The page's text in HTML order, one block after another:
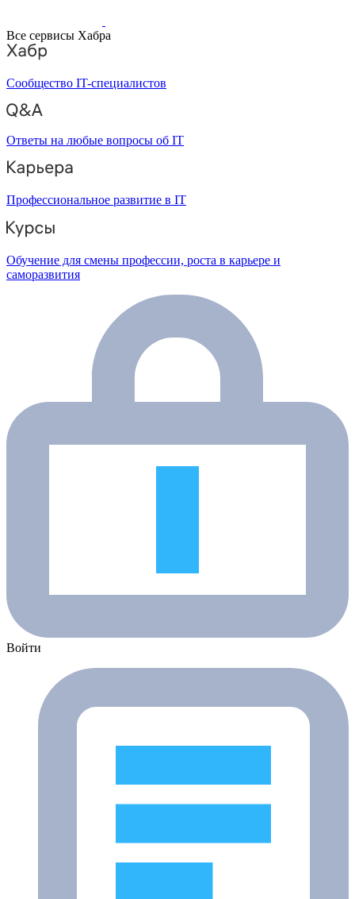
Все сервисы Хабра
Сообщество IT-специалистов
Ответы на любые вопросы об IT
Профессиональное развитие в IT
Обучение для смены профессии, роста в карьере и
саморазвития
Войти